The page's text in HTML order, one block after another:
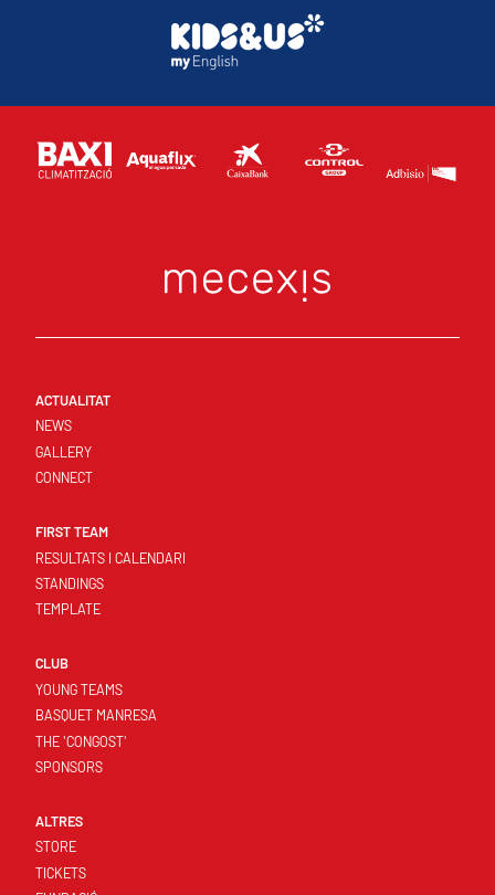
ACTUALITAT
NEWS
GALLERY
CONNECT
FIRST TEAM
RESULTATS I CALENDARI
STANDINGS
TEMPLATE
CLUB
YOUNG TEAMS
BASQUET MANRESA
THE 'CONGOST'
SPONSORS
ALTRES
STORE
TICKETS